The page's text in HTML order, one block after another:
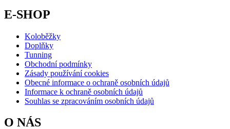
E-SHOP
Koloběžky
Doplňky
Tunning
Obchodní podmínky
Zásady používání cookies
Obecné informace o ochraně osobních údajů
Informace k ochraně osobních údajů
Souhlas se zpracováním osobních údajů
O NÁS